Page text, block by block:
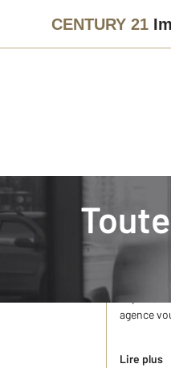
CENTURY 21
1er
Depuis
journée
depuis,
agence
Lire plus